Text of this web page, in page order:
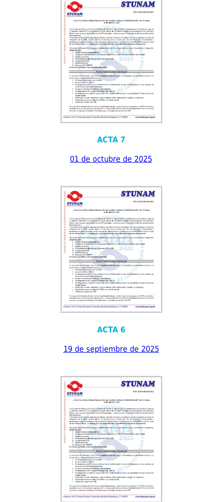
ACTA 7
01 de octubre de 2025
ACTA 6
19 de septiembre de 2025